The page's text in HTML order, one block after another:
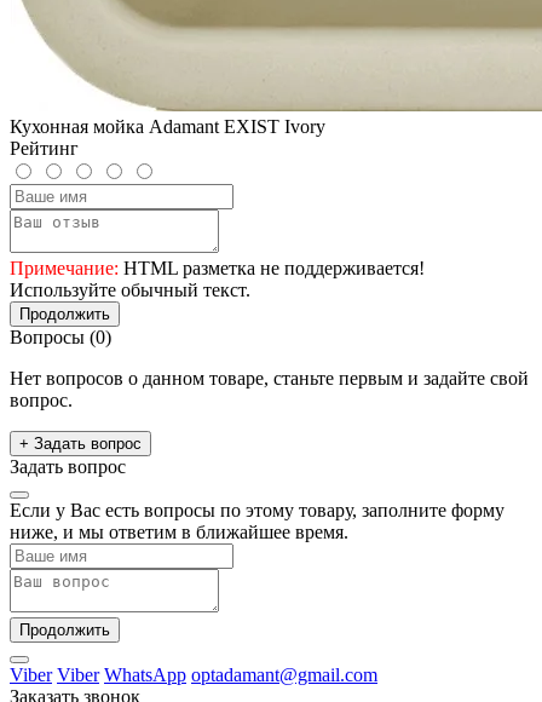
Кухонная мойка Adamant EXIST Ivory
Рейтинг
Примечание: HTML разметка не поддерживается!
Используйте обычный текст.
Продолжить
Вопросы (0)
Нет вопросов о данном товаре, станьте первым и задайте свой
вопрос.
+ Задать вопрос
Задать вопрос
Если у Вас есть вопросы по этому товару, заполните форму
ниже, и мы ответим в ближайшее время.
Продолжить
Viber Viber WhatsApp optadamant@gmail.com
Заказать звонок